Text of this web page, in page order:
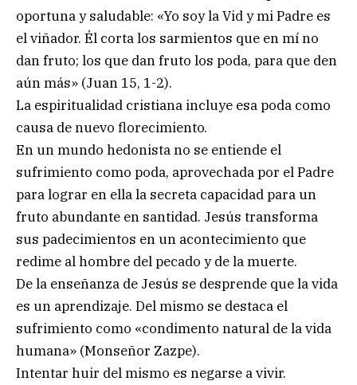
oportuna y saludable: «Yo soy la Vid y mi Padre es
el viñador. Él corta los sarmientos que en mí no
dan fruto; los que dan fruto los poda, para que den
aún más» (Juan 15, 1-2).
La espiritualidad cristiana incluye esa poda como
causa de nuevo florecimiento.
En un mundo hedonista no se entiende el
sufrimiento como poda, aprovechada por el Padre
para lograr en ella la secreta capacidad para un
fruto abundante en santidad. Jesús transforma
sus padecimientos en un acontecimiento que
redime al hombre del pecado y de la muerte.
De la enseñanza de Jesús se desprende que la vida
es un aprendizaje. Del mismo se destaca el
sufrimiento como «condimento natural de la vida
humana» (Monseñor Zazpe).
Intentar huir del mismo es negarse a vivir.